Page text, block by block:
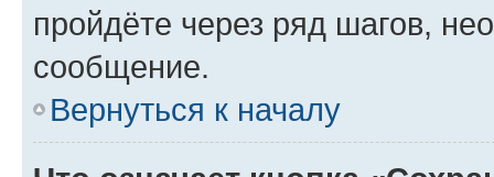
пройдёте через ряд шагов,
сообщение.
Вернуться к началу